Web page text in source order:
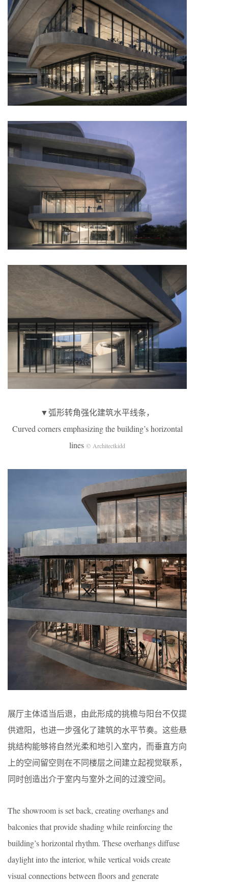
▼弧形转角强化建筑水平线条，
Curved corners emphasizing the building’s horizontal
lines © Architectkidd
展厅主体适当后退，由此形成的挑檐与阳台不仅提
供遮阳，也进一步强化了建筑的水平节奏。这些悬
挑结构能够将自然光柔和地引入室内，而垂直方向
上的空间留空则在不同楼层之间建立起视觉联系，
同时创造出介于室内与室外之间的过渡空间。
The showroom is set back, creating overhangs and
balconies that provide shading while reinforcing the
building’s horizontal rhythm. These overhangs diffuse
daylight into the interior, while vertical voids create
visual connections between floors and generate